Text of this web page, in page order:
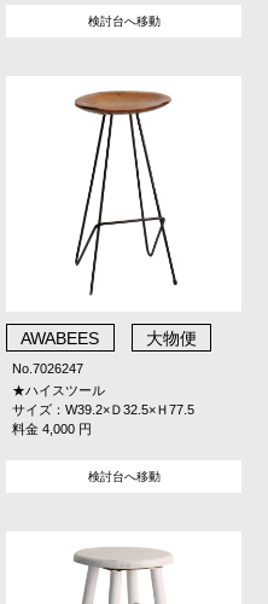
検討台へ移動
AWABEES 大物便
No.7026247
★ハイスツール
サイズ：W39.2×Ｄ32.5×Ｈ77.5
料金 4,000 円
検討台へ移動